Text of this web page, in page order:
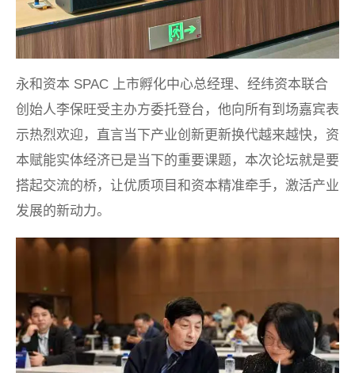
永和资本 SPAC 上市孵化中心总经理、经纬资本联合
创始人李保旺受主办方委托登台，他向所有到场嘉宾表
示热烈欢迎，直言当下产业创新更新换代越来越快，资
本赋能实体经济已是当下的重要课题，本次论坛就是要
搭起交流的桥，让优质项目和资本精准牵手，激活产业
发展的新动力。